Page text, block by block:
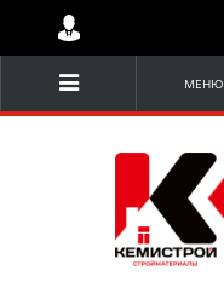
МЕНЮ